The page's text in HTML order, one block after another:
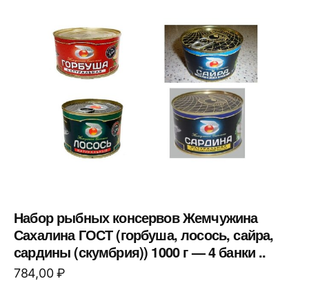
Набор рыбных консервов Жемчужина
Сахалина ГОСТ (горбуша, лосось, сайра,
сардины (скумбрия)) 1000 г — 4 банки ..
784,00₽